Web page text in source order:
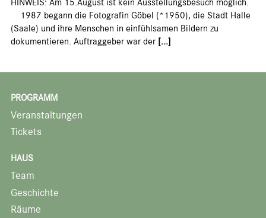
HINWEIS: Am 15.August ist kein Ausstellungsbesuch möglich.
1987 begann die Fotografin Göbel (*1950), die Stadt Halle
(Saale) und ihre Menschen in einfühlsamen Bildern zu
dokumentieren. Auftraggeber war der [...]
PROGRAMM
Veranstaltungen
Tickets
HAUS
Team
Geschichte
Räume